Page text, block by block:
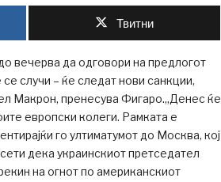
Твитни
вечерва да одговори на предлогот
случи – ќе следат нови санкции,
Макрон, пренесува Фигаро.„Денес ќе
европски колеги. Рамката е
го ултиматумот до Москва, кој
дека украинскиот претседател
на огнот по американскиот